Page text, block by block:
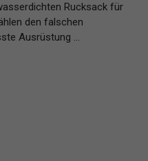
Rucksack für
den falschen
Ausrüstung …